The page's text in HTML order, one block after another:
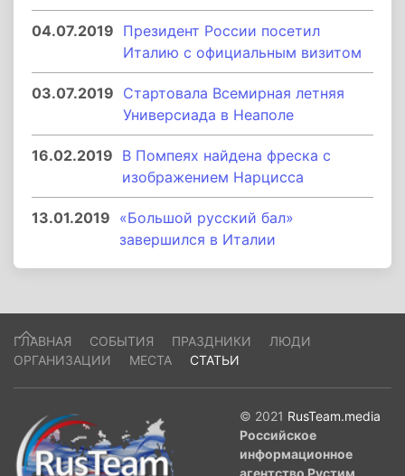
04.07.2019 Президент России посетил
Италию с официальным визитом
03.07.2019 Стартовала Всемирная летняя
Универсиада в Неаполе
16.02.2019 В Помпеях найдена фреска с
изображением Нарцисса
13.01.2019 «Большой русский бал»
завершился в Италии
ГЛАВНАЯ СОБЫТИЯ ПРАЗДНИКИ
ЛЮДИ
ОРГАНИЗАЦИИ
МЕСТА СТАТЬИ
© 2021 RusTeam.media
Российское
информационное
агентство Рустим